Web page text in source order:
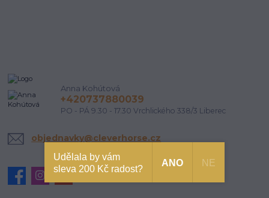
Anna Kohútová
+420737880039
PO - PÁ 9.30 - 17.30 Vrchlického 338/3 Liberec
objednavky@cleverhorse.cz
Udělala by vám
sleva 200 Kč radost?
ANO NE